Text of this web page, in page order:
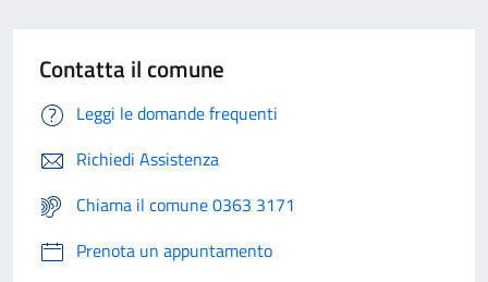
Contatta il comune
Leggi le domande frequenti
Richiedi Assistenza
Chiama il comune 0363 3171
Prenota un appuntamento